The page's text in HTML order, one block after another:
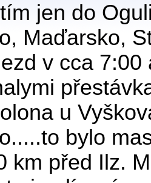
jen do
Maďarsko,
v cca
u
bylo
km před Ilz.